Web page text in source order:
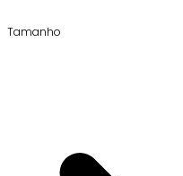
Tamanho